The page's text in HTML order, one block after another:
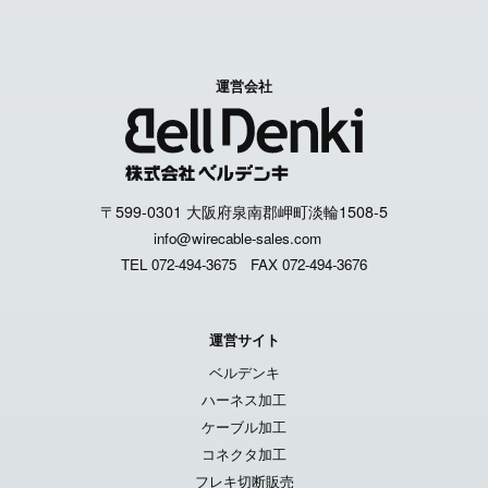
運営会社
〒599-0301 大阪府泉南郡岬町淡輪1508-5
info@wirecable-sales.com
TEL 072-494-3675 FAX 072-494-3676
運営サイト
ベルデンキ
ハーネス加工
ケーブル加工
コネクタ加工
フレキ切断販売